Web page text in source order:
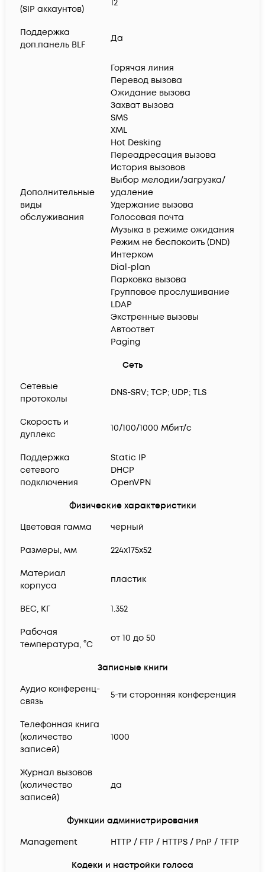
(SIP аккаунтов)
12
Поддержка
доп.панель BLF
Да
Дополнительные
виды
обслуживания
Горячая линия
Перевод вызова
Ожидание вызова
Захват вызова
SMS
XML
Hot Desking
Переадресация вызова
История вызовов
Выбор мелодии/загрузка/
удаление
Удержание вызова
Голосовая почта
Музыка в режиме ожидания
Режим не беспокоить (DND)
Интерком
Dial-plan
Парковка вызова
Групповое прослушивание
LDAP
Экстренные вызовы
Автоответ
Paging
Сеть
Сетевые
протоколы
DNS-SRV; TCP; UDP; TLS
Скорость и
дуплекс
10/100/1000 Мбит/с
Поддержка
сетевого
подключения
Static IP
DHCP
OpenVPN
Физические характеристики
Цветовая гамма
черный
Размеры, мм 224х175х52
Материал
корпуса
пластик
ВЕС, КГ 1.352
Рабочая
температура, °C
от 10 до 50
Записные книги
Аудио конференц-
связь
5-ти сторонняя конференция
Телефонная книга
(количество
записей)
1000
Журнал вызовов
(количество
записей)
да
Функции администрирования
Management
HTTP / FTP / HTTPS / PnP / TFTP
Кодеки и настройки голоса